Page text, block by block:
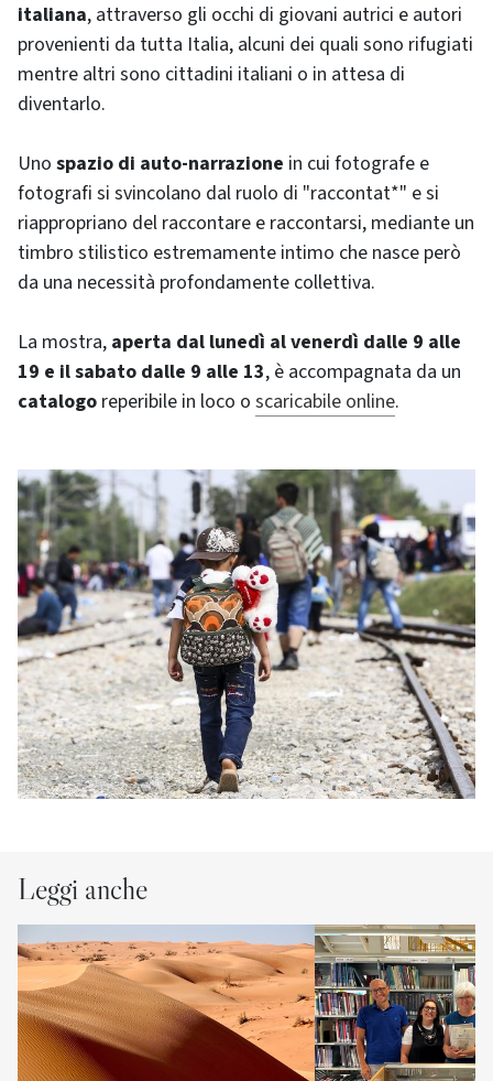
italiana, attraverso gli occhi di giovani autrici e autori
provenienti da tutta Italia, alcuni dei quali sono rifugiati
mentre altri sono cittadini italiani o in attesa di
diventarlo.
Uno spazio di auto-narrazione in cui fotografe e
fotografi si svincolano dal ruolo di "raccontat*" e si
riappropriano del raccontare e raccontarsi, mediante un
timbro stilistico estremamente intimo che nasce però
da una necessità profondamente collettiva.
La mostra, aperta dal lunedì al venerdì dalle 9 alle
19 e il sabato dalle 9 alle 13, è accompagnata da un
catalogo reperibile in loco o scaricabile online.
Leggi anche